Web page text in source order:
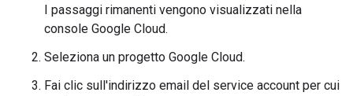
I passaggi rimanenti vengono visualizzati nella
console Google Cloud.
Seleziona un progetto Google Cloud.
Fai clic sull'indirizzo email del service account per cui